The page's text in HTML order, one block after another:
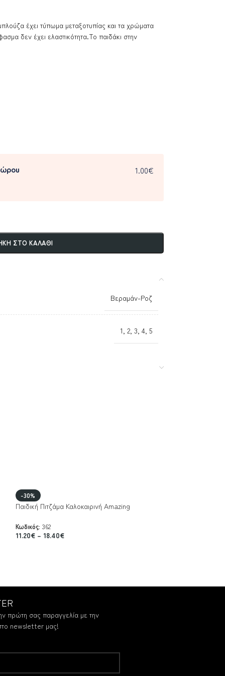
έχει τύπωμα μεταξοτυπίας και τα χρώματα
δεν έχει ελαστικότητα.Το παιδάκι στην
1.00€
ΣΤΟ ΚΑΛΆΘΙ
Βεραμάν-Ροζ
1, 2, 3, 4, 5
-30%
Παιδική Πιτζάμα Καλοκαιρινή Amazing
Κωδικός: 362
11.20€ – 18.40€
πρώτη σας παραγγελία με την
newsletter μας!